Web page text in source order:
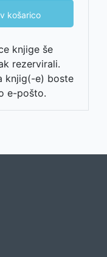
košarico
knjige še
rezervirali.
knjig(-e) boste
e-pošto.